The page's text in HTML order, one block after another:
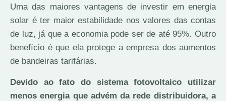
Uma das maiores vantagens de investir em energia
solar é ter maior estabilidade nos valores das contas
de luz, já que a economia pode ser de até 95%. Outro
benefício é que ela protege a empresa dos aumentos
de bandeiras tarifárias.
Devido ao fato do sistema fotovoltaico utilizar
menos energia que advém da rede distribuidora, a